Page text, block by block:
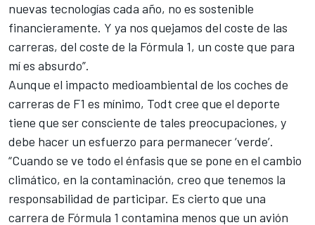
nuevas tecnologías cada año, no es sostenible
financieramente. Y ya nos quejamos del coste de las
carreras, del coste de la Fórmula 1, un coste que para
mí es absurdo”.
Aunque el impacto medioambiental de los coches de
carreras de F1 es mínimo, Todt cree que el deporte
tiene que ser consciente de tales preocupaciones, y
debe hacer un esfuerzo para permanecer ‘verde’.
“Cuando se ve todo el énfasis que se pone en el cambio
climático, en la contaminación, creo que tenemos la
responsabilidad de participar. Es cierto que una
carrera de Fórmula 1 contamina menos que un avión